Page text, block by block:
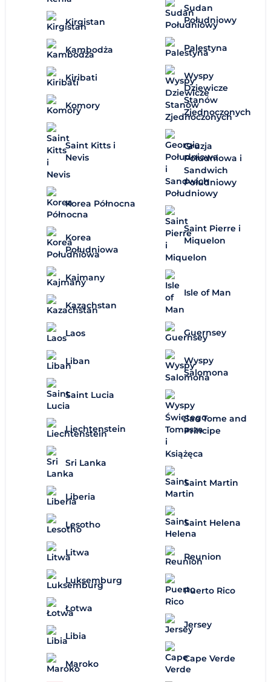
Kirgistan
Kambodża
Kiribati
Komory
Saint Kitts i
Nevis
Korea Północna
Korea
Południowa
Kajmany
Kazachstan
Laos
Liban
Saint Lucia
Liechtenstein
Sri Lanka
Liberia
Lesotho
Litwa
Luksemburg
Łotwa
Libia
Maroko
Sudan
Południowy
Palestyna
Wyspy
Dziewicze
Stanów
Zjednoczonych
Gruzja
Południowa i
Sandwich
Południowy
Saint Pierre i
Miquelon
Isle of Man
Guernsey
Wyspy
Salomona
Sao Tome and
Principe
Saint Martin
Saint Helena
Reunion
Puerto Rico
Jersey
Cape Verde